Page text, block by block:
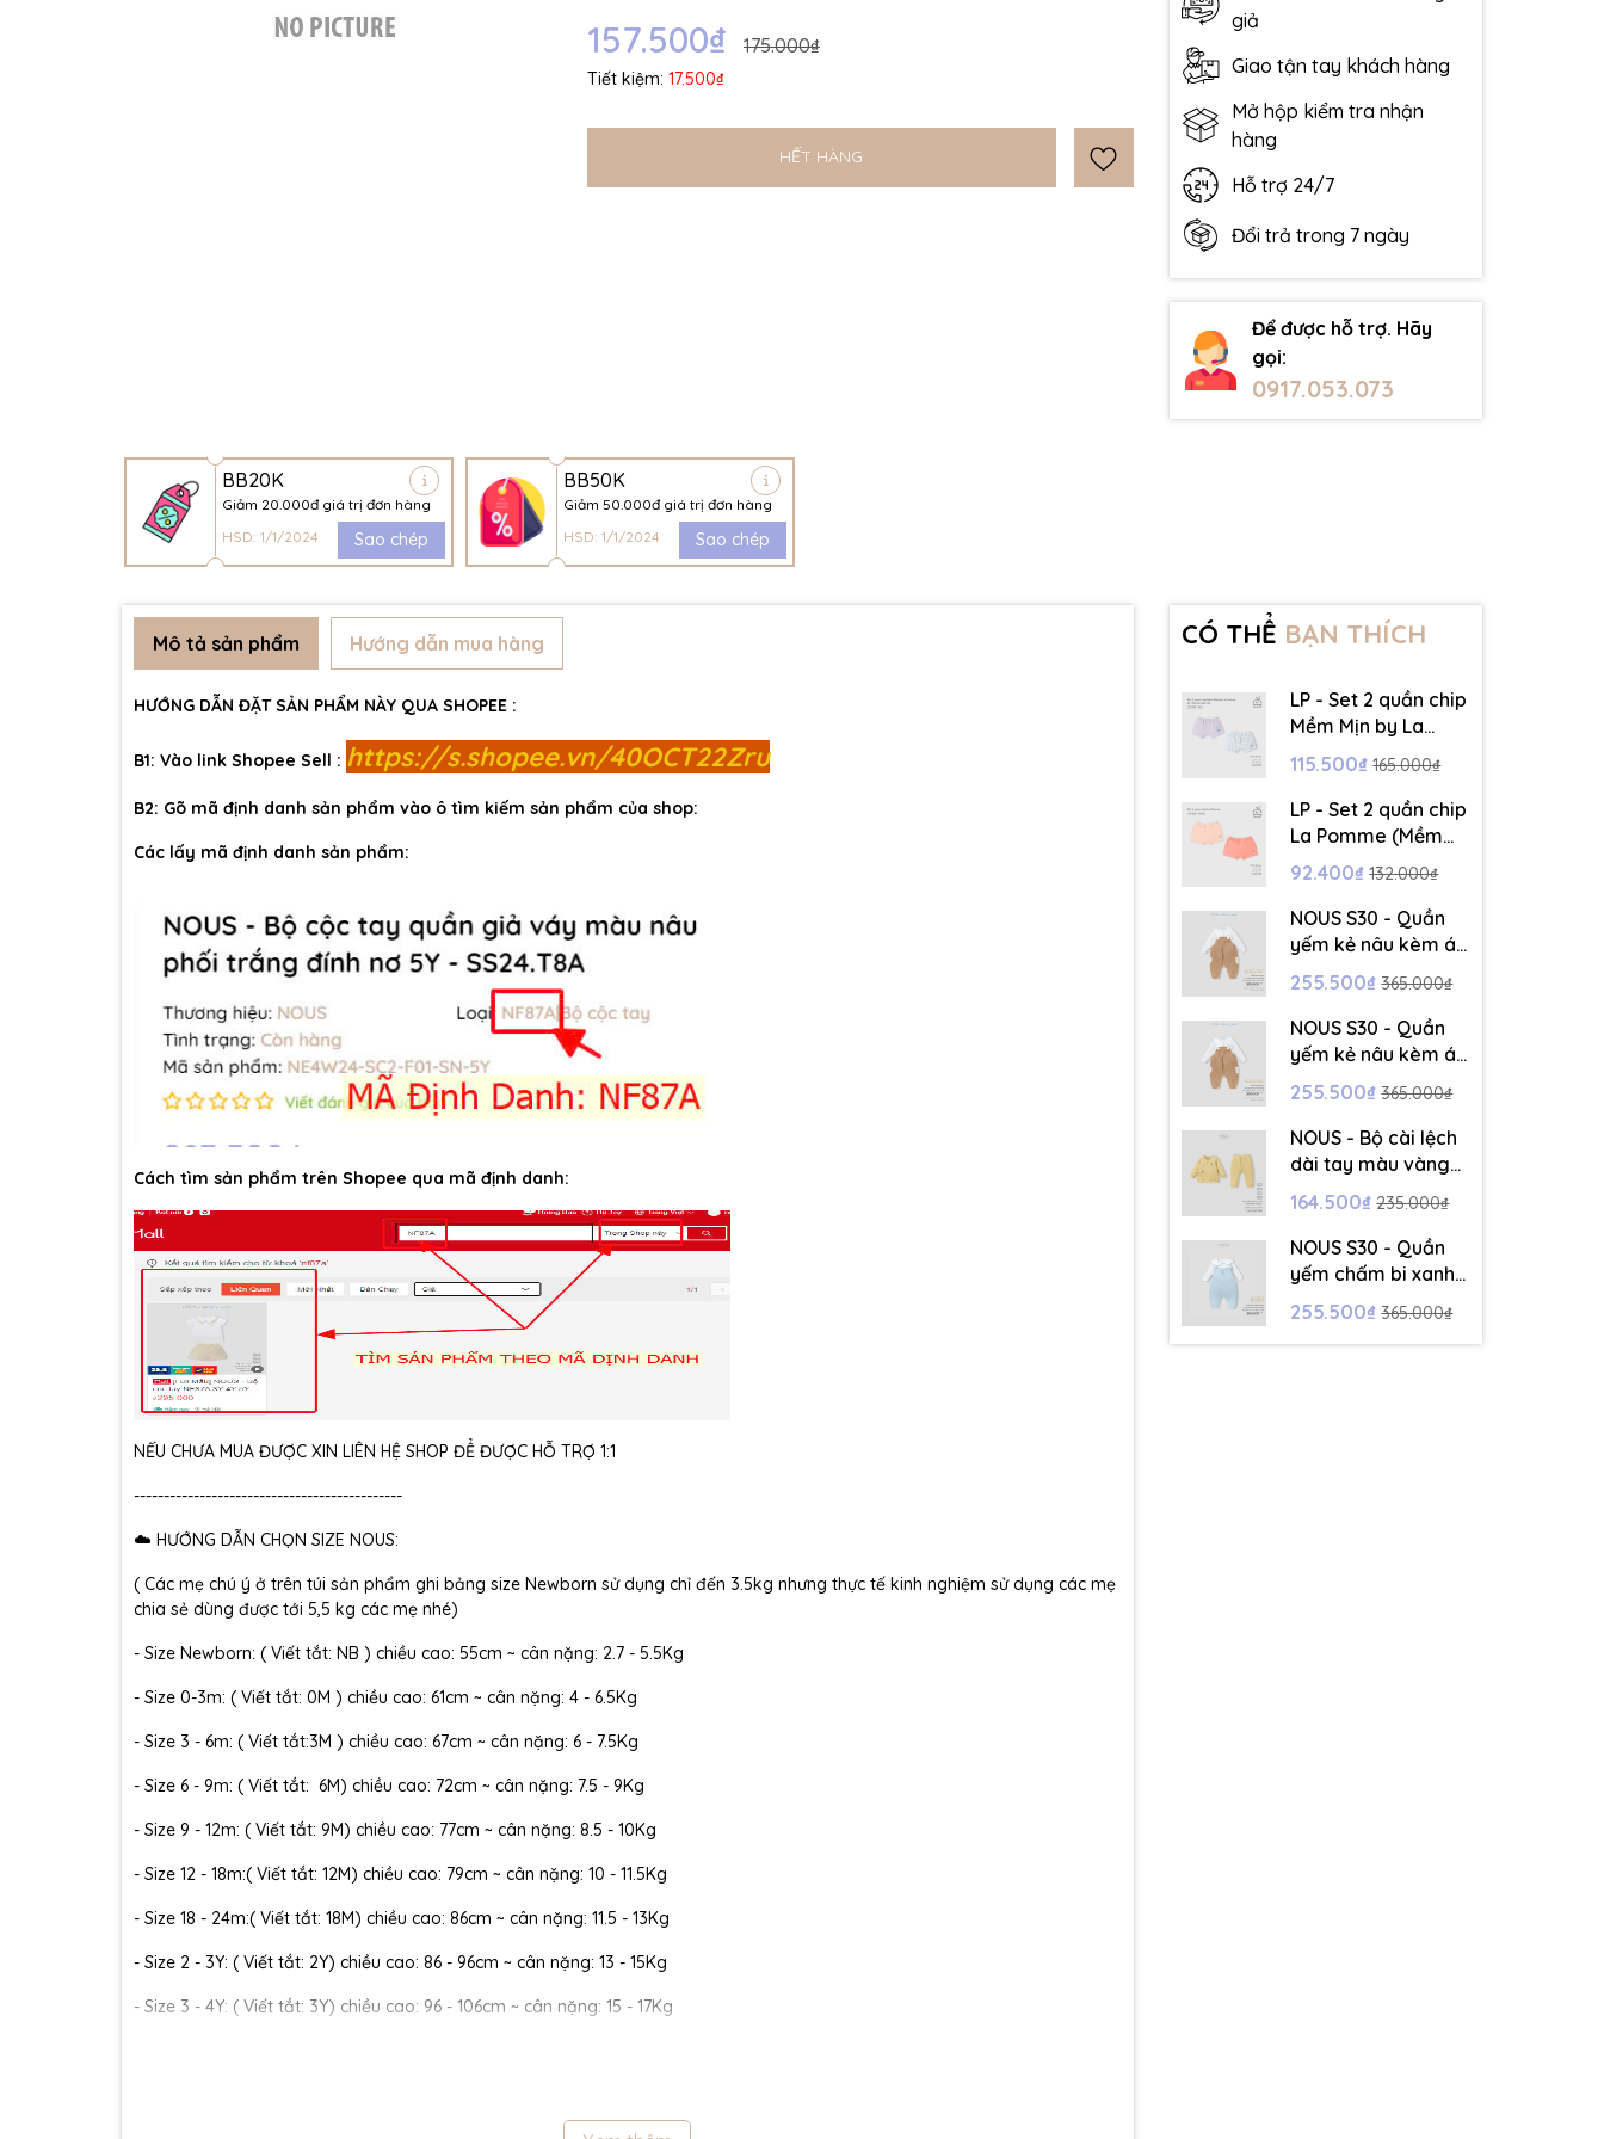
157.500₫ 175.000₫
Tiết kiệm: 17.500₫
HẾT HÀNG
giả
Giao tận tay khách hàng
Mở hộp kiểm tra nhận
hàng
Hỗ trợ 24/7
Đổi trả trong 7 ngày
Để được hỗ trợ. Hãy
gọi:
0917.053.073
BB20K
Giảm 20.000đ giá trị đơn hàng
HSD: 1/1/2024
Sao chép
BB50K
Giảm 50.000đ giá trị đơn hàng
HSD: 1/1/2024
Sao chép
Điều kiện:
Mô tả sản phẩm Hướng dẫn mua hàng
HƯỚNG DẪN ĐẶT SẢN PHẨM NÀY QUA SHOPEE :
B1: Vào link Shopee Sell : https://s.shopee.vn/40OCT22Zru
B2: Gõ mã định danh sản phẩm vào ô tìm kiếm sản phẩm của shop:
Các lấy mã định danh sản phẩm:
Cách tìm sản phẩm trên Shopee qua mã định danh:
NẾU CHƯA MUA ĐƯỢC XIN LIÊN HỆ SHOP ĐỂ ĐƯỢC HỖ TRỢ 1:1
---------------------------------------------
☁️ HƯỚNG DẪN CHỌN SIZE NOUS:
( Các mẹ chú ý ở trên túi sản phẩm ghi bảng size Newborn sử dụng chỉ đến 3.5kg nhưng thực tế kinh nghiệm sử dụng các mẹ
chia sẻ dùng được tới 5,5 kg các mẹ nhé)
- Size Newborn: ( Viết tắt: NB ) chiều cao: 55cm ~ cân nặng: 2.7 - 5.5Kg
- Size 0-3m: ( Viết tắt: 0M ) chiều cao: 61cm ~ cân nặng: 4 - 6.5Kg
- Size 3 - 6m: ( Viết tắt:3M ) chiều cao: 67cm ~ cân nặng: 6 - 7.5Kg
- Size 6 - 9m: ( Viết tắt: 6M) chiều cao: 72cm ~ cân nặng: 7.5 - 9Kg
- Size 9 - 12m: ( Viết tắt: 9M) chiều cao: 77cm ~ cân nặng: 8.5 - 10Kg
- Size 12 - 18m:( Viết tắt: 12M) chiều cao: 79cm ~ cân nặng: 10 - 11.5Kg
- Size 18 - 24m:( Viết tắt: 18M) chiều cao: 86cm ~ cân nặng: 11.5 - 13Kg
- Size 2 - 3Y: ( Viết tắt: 2Y) chiều cao: 86 - 96cm ~ cân nặng: 13 - 15Kg
- Size 3 - 4Y: ( Viết tắt: 3Y) chiều cao: 96 - 106cm ~ cân nặng: 15 - 17Kg
CÓ THỂ BẠN THÍCH
LP - Set 2 quần chip
Mềm Mịn by La
Pomme dễ chịu cả
ngày dài - Ghi - 12-
18M - SS26.T6A
115.500₫ 165.000₫
LP - Set 2 quần chip
La Pomme (Mềm
Mịn) - Hồng - 12-
18M - SS26.T6A
92.400₫ 132.000₫
NOUS S30 - Quần
yếm kẻ nâu kèm áo
dài tay màu trắng -
3-6M - SS26.T5C
255.500₫ 365.000₫
NOUS S30 - Quần
yếm kẻ nâu kèm áo
dài tay màu trắng -
6-9M - SS26.T5C
255.500₫ 365.000₫
NOUS - Bộ cài lệch
dài tay màu vàng
thêu trang trí - 12-
18M - SS26.T5C
164.500₫ 235.000₫
NOUS S30 - Quần
yếm chấm bi xanh
kèm áo dài tay
màu trắng - 9-12M
- SS26.T5C
255.500₫ 365.000₫